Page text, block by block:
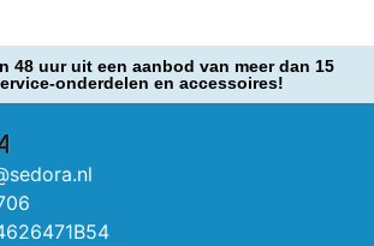
48 uur uit een aanbod van meer dan 15
onderdelen en accessoires!